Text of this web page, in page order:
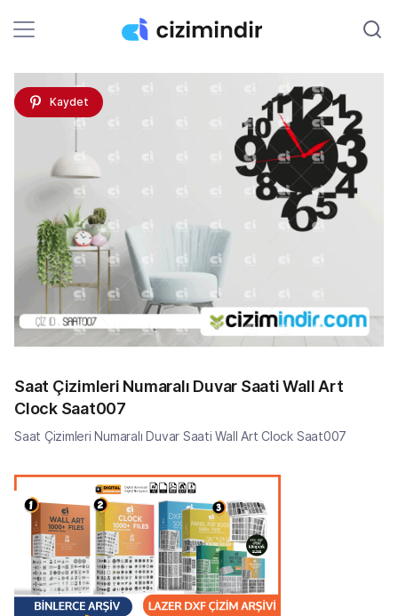
Kaydet
Saat Çizimleri Numaralı Duvar Saati Wall Art
Clock Saat007
Saat Çizimleri Numaralı Duvar Saati Wall Art Clock Saat007